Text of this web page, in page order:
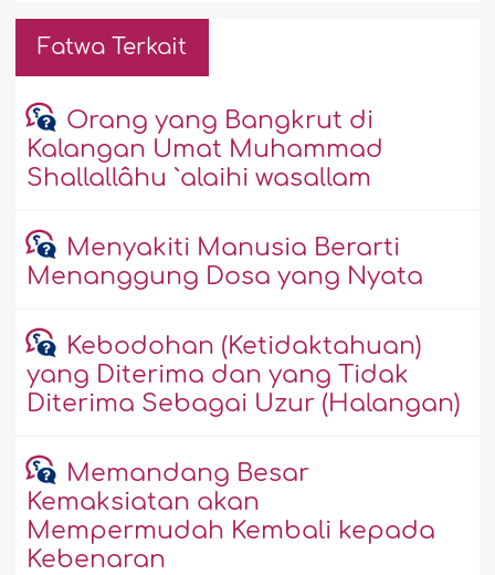
Fatwa Terkait
Orang yang Bangkrut di
Kalangan Umat Muhammad
Shallallâhu `alaihi wasallam
Menyakiti Manusia Berarti
Menanggung Dosa yang Nyata
Kebodohan (Ketidaktahuan)
yang Diterima dan yang Tidak
Diterima Sebagai Uzur (Halangan)
Memandang Besar
Kemaksiatan akan
Mempermudah Kembali kepada
Kebenaran